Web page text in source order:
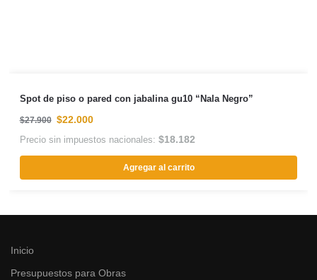
Spot de piso o pared con jabalina gu10 “Nala Negro”
$27.900 $22.000
Precio sin impuestos nacionales: $18.182
Agregar al carrito
Inicio
Presupuestos para Obras